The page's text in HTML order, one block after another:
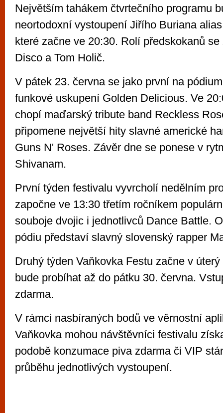
Největším tahákem čtvrtečního programu
neortodoxní vystoupení Jiřího Buriana
které začne ve 20:30. Rolí předskokanů
Disco a Tom Holič.
V pátek 23. června se jako první na
funkové uskupení Golden Delicious. Ve
chopí maďarský tribute band Reckless
připomene největší hity slavné americké
Guns N' Roses. Závěr dne se ponese v
Shivanam.
První týden festivalu vyvrcholí nedělním
započne ve 13:30 třetím ročníkem
souboje dvojic i jednotlivců Dance Battle.
pódiu představí slavný slovenský rapper
Druhý týden Vaňkovka Festu začne v
bude probíhat až do pátku 30. června.
zdarma.
V rámci nasbíraných bodů ve věrnostní
Vaňkovka mohou návštěvníci festivalu
podobě konzumace piva zdarma či VIP
průběhu jednotlivých vystoupení.